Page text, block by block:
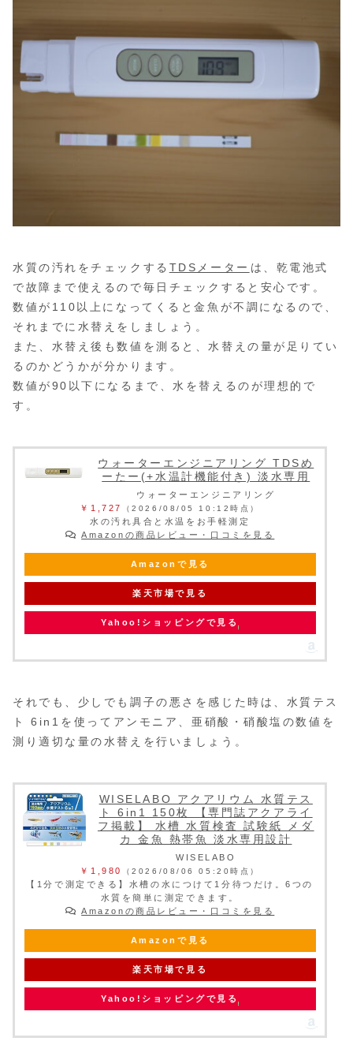
水質の汚れをチェックする TDSメーター は、乾電池式
で故障まで使えるので毎日チェックすると安心です。
数値が110以上になってくると金魚が不調になるので、
それまでに水替えをしましょう。
また、水替え後も数値を測ると、水替えの量が足りてい
るのかどうかが分かります。
数値が90以下になるまで、水を替えるのが理想的で
す。
ウォーターエンジニアリング TDSめ
ーたー(+水温計機能付き) 淡水専用
ウォーターエンジニアリング
￥1,727
（2026/08/05 10:12時点）
水の汚れ具合と水温をお手軽測定
Amazonの商品レビュー・口コミを見る
Amazonで見る
楽天市場で見る
Yahoo!ショッピングで見る
それでも、少しでも調子の悪さを感じた時は、水質テス
ト 6in1 を使ってアンモニア、亜硝酸・硝酸塩の数値を
測り適切な量の水替えを行いましょう。
WISELABO アクアリウム 水質テス
ト 6in1 150枚 【専門誌アクアライ
フ掲載】 水槽 水質検査 試験紙 メダ
カ 金魚 熱帯魚 淡水専用設計
WISELABO
￥1,980
（2026/08/06 05:20時点）
【1分で測定できる】水槽の水につけて1分待つだけ。6つの
水質を簡単に測定できます。
Amazonの商品レビュー・口コミを見る
Amazonで見る
楽天市場で見る
Yahoo!ショッピングで見る